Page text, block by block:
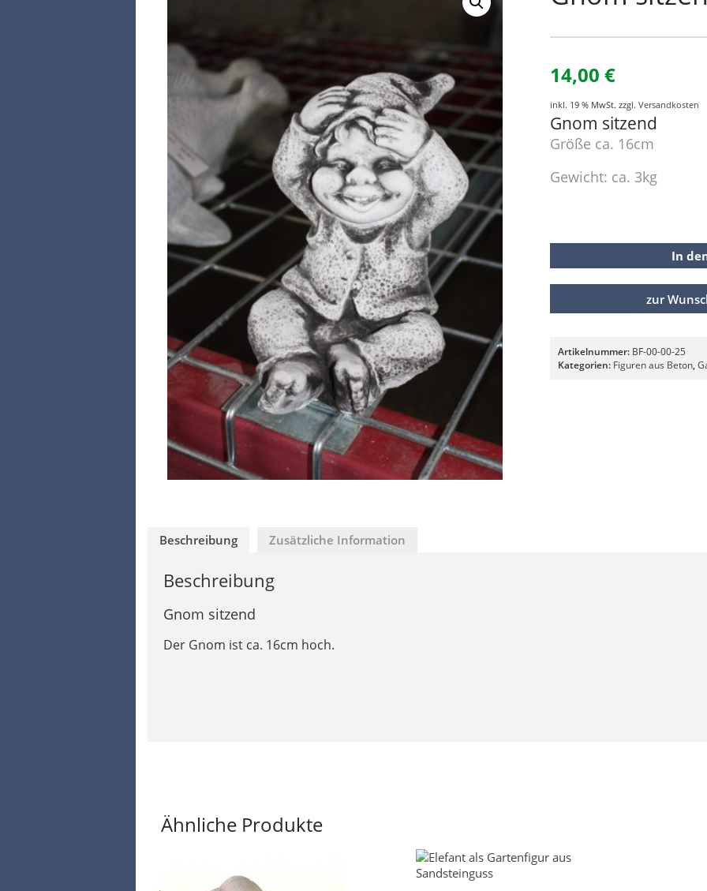
14,00 €
inkl. 19 % MwSt. zzgl. Versandkosten
Gnom sitzend
Größe ca. 16cm
Gewicht: ca. 3kg
In
zur
Artikelnummer: BF-00-00-25
Kategorien: Figuren aus Beton,
Beschreibung Zusätzliche Information
Beschreibung
Gnom sitzend
Der Gnom ist ca. 16cm hoch.
Ähnliche Produkte